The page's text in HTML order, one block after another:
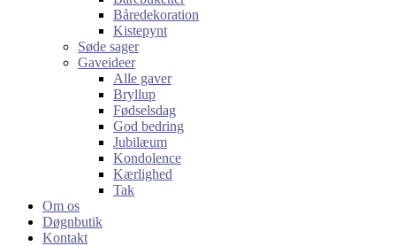
Båredekoration
Kistepynt
Søde sager
Gaveideer
Alle gaver
Bryllup
Fødselsdag
God bedring
Jubilæum
Kondolence
Kærlighed
Tak
Om os
Døgnbutik
Kontakt